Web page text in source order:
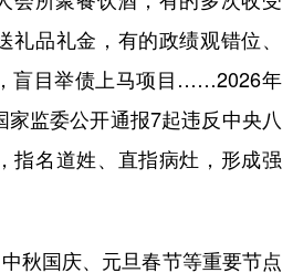
礼品礼金，有的政绩观错位、
盲目举债上马项目……2026年
家监委公开通报7起违反中央八
指名道姓、直指病灶，形成强
秋国庆、元旦春节等重要节点